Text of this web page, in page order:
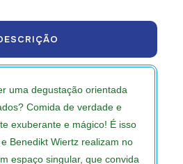
uma degustação orientada
Comida de verdade e
exuberante e mágico! É isso
Benedikt Wiertz realizam no
espaço singular, que convida